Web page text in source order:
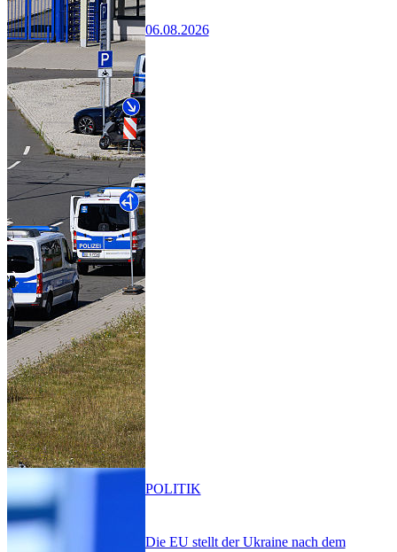
06.08.2026
Die EU stellt der Ukraine nach dem
POLITIK